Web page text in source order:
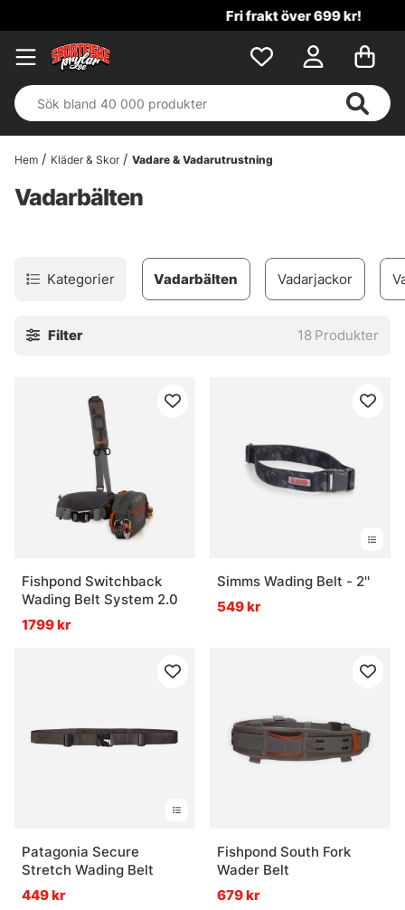
Fri frakt över 699 kr!
Hem Kläder & Skor Vadare & Vadarutrustning
Vadarbälten
Kategorier Vadarbälten Vadarjackor
Filter 18 Produkter
Fishpond Switchback
Wading Belt System 2.0
1799 kr
Simms Wading Belt - 2''
549 kr
Patagonia Secure
Stretch Wading Belt
449 kr
Fishpond South Fork
Wader Belt
679 kr